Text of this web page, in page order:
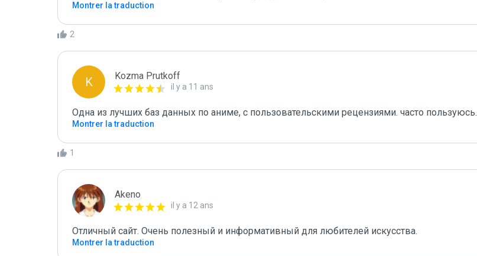
Montrer la traduction
2
K Kozma Prutkoff
il y a 11 ans
Одна из лучших баз данных по аниме, с пользовательскими рецензиями. часто пользуюсь.
Montrer la traduction
1
Akeno
il y a 12 ans
Отличный сайт. Очень полезный и информативный для любителей искусства.
Montrer la traduction